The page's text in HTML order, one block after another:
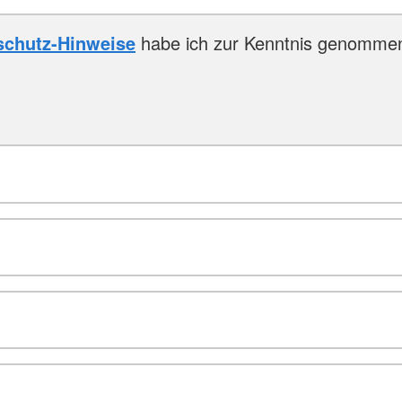
Hinweise habe ich zur Kenntnis